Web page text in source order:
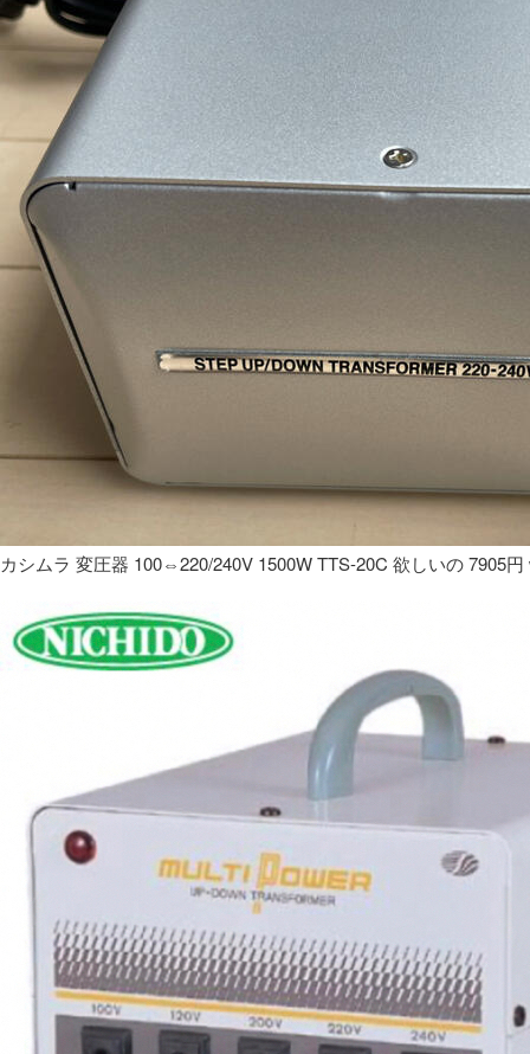
カシムラ 変圧器 100⇔220/240V 1500W TTS-20C 欲しいの 7905円